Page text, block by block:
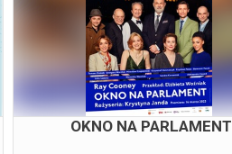
OKNO NA PARLAMENT